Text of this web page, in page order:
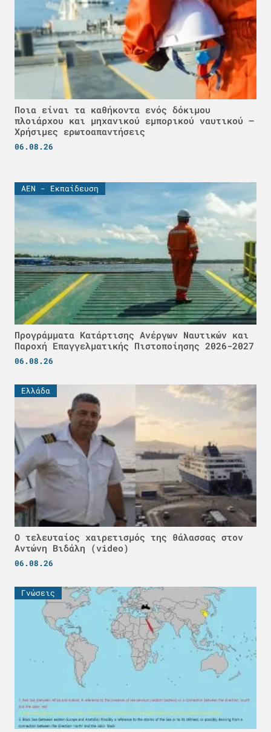
Ποια είναι τα καθήκοντα ενός δόκιμου
πλοιάρχου και μηχανικού εμπορικού ναυτικού –
Χρήσιμες ερωτοαπαντήσεις
06.08.26
ΑΕΝ - Εκπαίδευση
Προγράμματα Κατάρτισης Ανέργων Ναυτικών και
Παροχή Επαγγελματικής Πιστοποίησης 2026-2027
06.08.26
Ελλάδα
Ο τελευταίος χαιρετισμός της θάλασσας στον
Αντώνη Βιδάλη (video)
06.08.26
Γνώσεις